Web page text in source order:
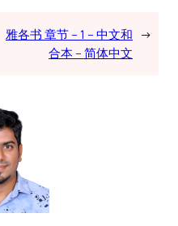
雅各书 章节 – 1 – 中文和
合本 – 简体中文
→